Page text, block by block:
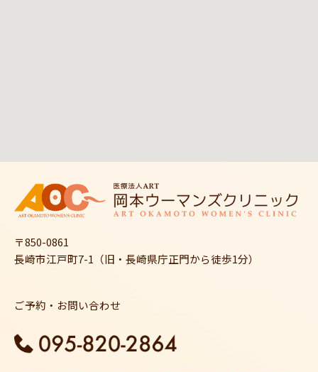
〒850-0861
長崎市江戸町7-1（旧・長崎県庁正門から徒歩1分）
ご予約・お問い合わせ